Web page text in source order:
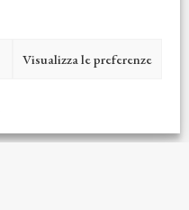
Visualizza le preferenze